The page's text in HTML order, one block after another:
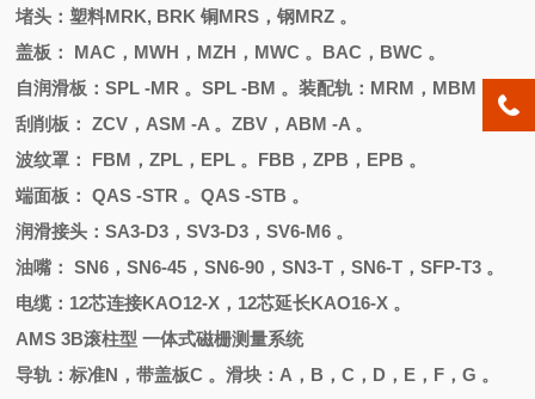
堵头 ：塑料MRK, BRK 铜MRS，钢MRZ 。
盖板：
MAC，MWH，MZH，MWC 。BAC，BWC 。
自润滑板：SPL -MR 。SPL -BM 。装配轨：MRM，MBM 。
刮削板：
ZCV，ASM -A 。ZBV，ABM -A 。
波纹罩：
FBM，ZPL，EPL 。FBB，ZPB，EPB 。
端面板：
QAS -STR 。QAS -STB 。
润滑接头：SA3-D3，SV3-D3，SV6-M6 。
油嘴：
SN6，SN6-45，SN6-90，SN3-T，SN6-T，SFP-T3 。
电缆： 12芯连接KAO12-X，12芯延长KAO16-X 。
AMS 3B滚柱型 一体式磁栅测量系统
导轨：标准N，带盖板C 。滑块：A，B，C，D，E，F，G 。